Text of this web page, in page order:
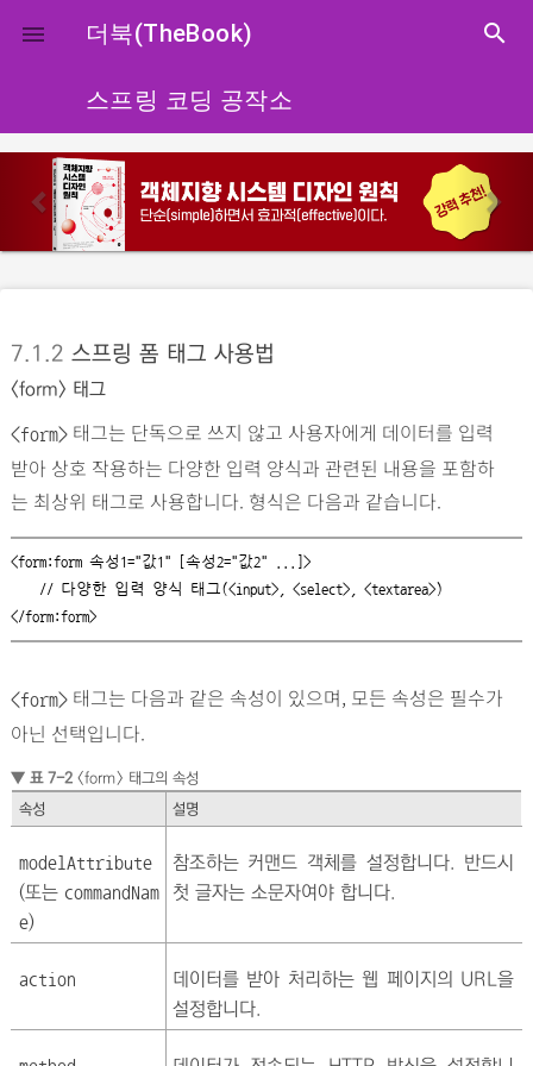
close
 더북(TheBook) search
스프링 코딩 공작소
p
r
u
s
e
7.1.2 스프링 폼 태그 사용법
<form> 태그
<form>태그는 단독으로 쓰지 않고 사용자에게 데이터를 입력
받아 상호 작용하는 다양한 입력 양식과 관련된 내용을 포함하
는 최상위 태그로 사용합니다. 형식은 다음과 같습니다.
<form:form 속성1="값1" [속성2="값2" ...]>
</form:form>
<form>태그는 다음과 같은 속성이 있으며, 모든 속성은 필수가
아닌 선택입니다.
▼ 표 7-2<form> 태그의 속성
속성
설명
modelAttribute
(또는 commandNam
e)
참조하는 커맨드 객체를 설정합니다. 반드시
첫 글자는 소문자여야 합니다.
action
데이터를 받아 처리하는 웹 페이지의 URL을
설정합니다.